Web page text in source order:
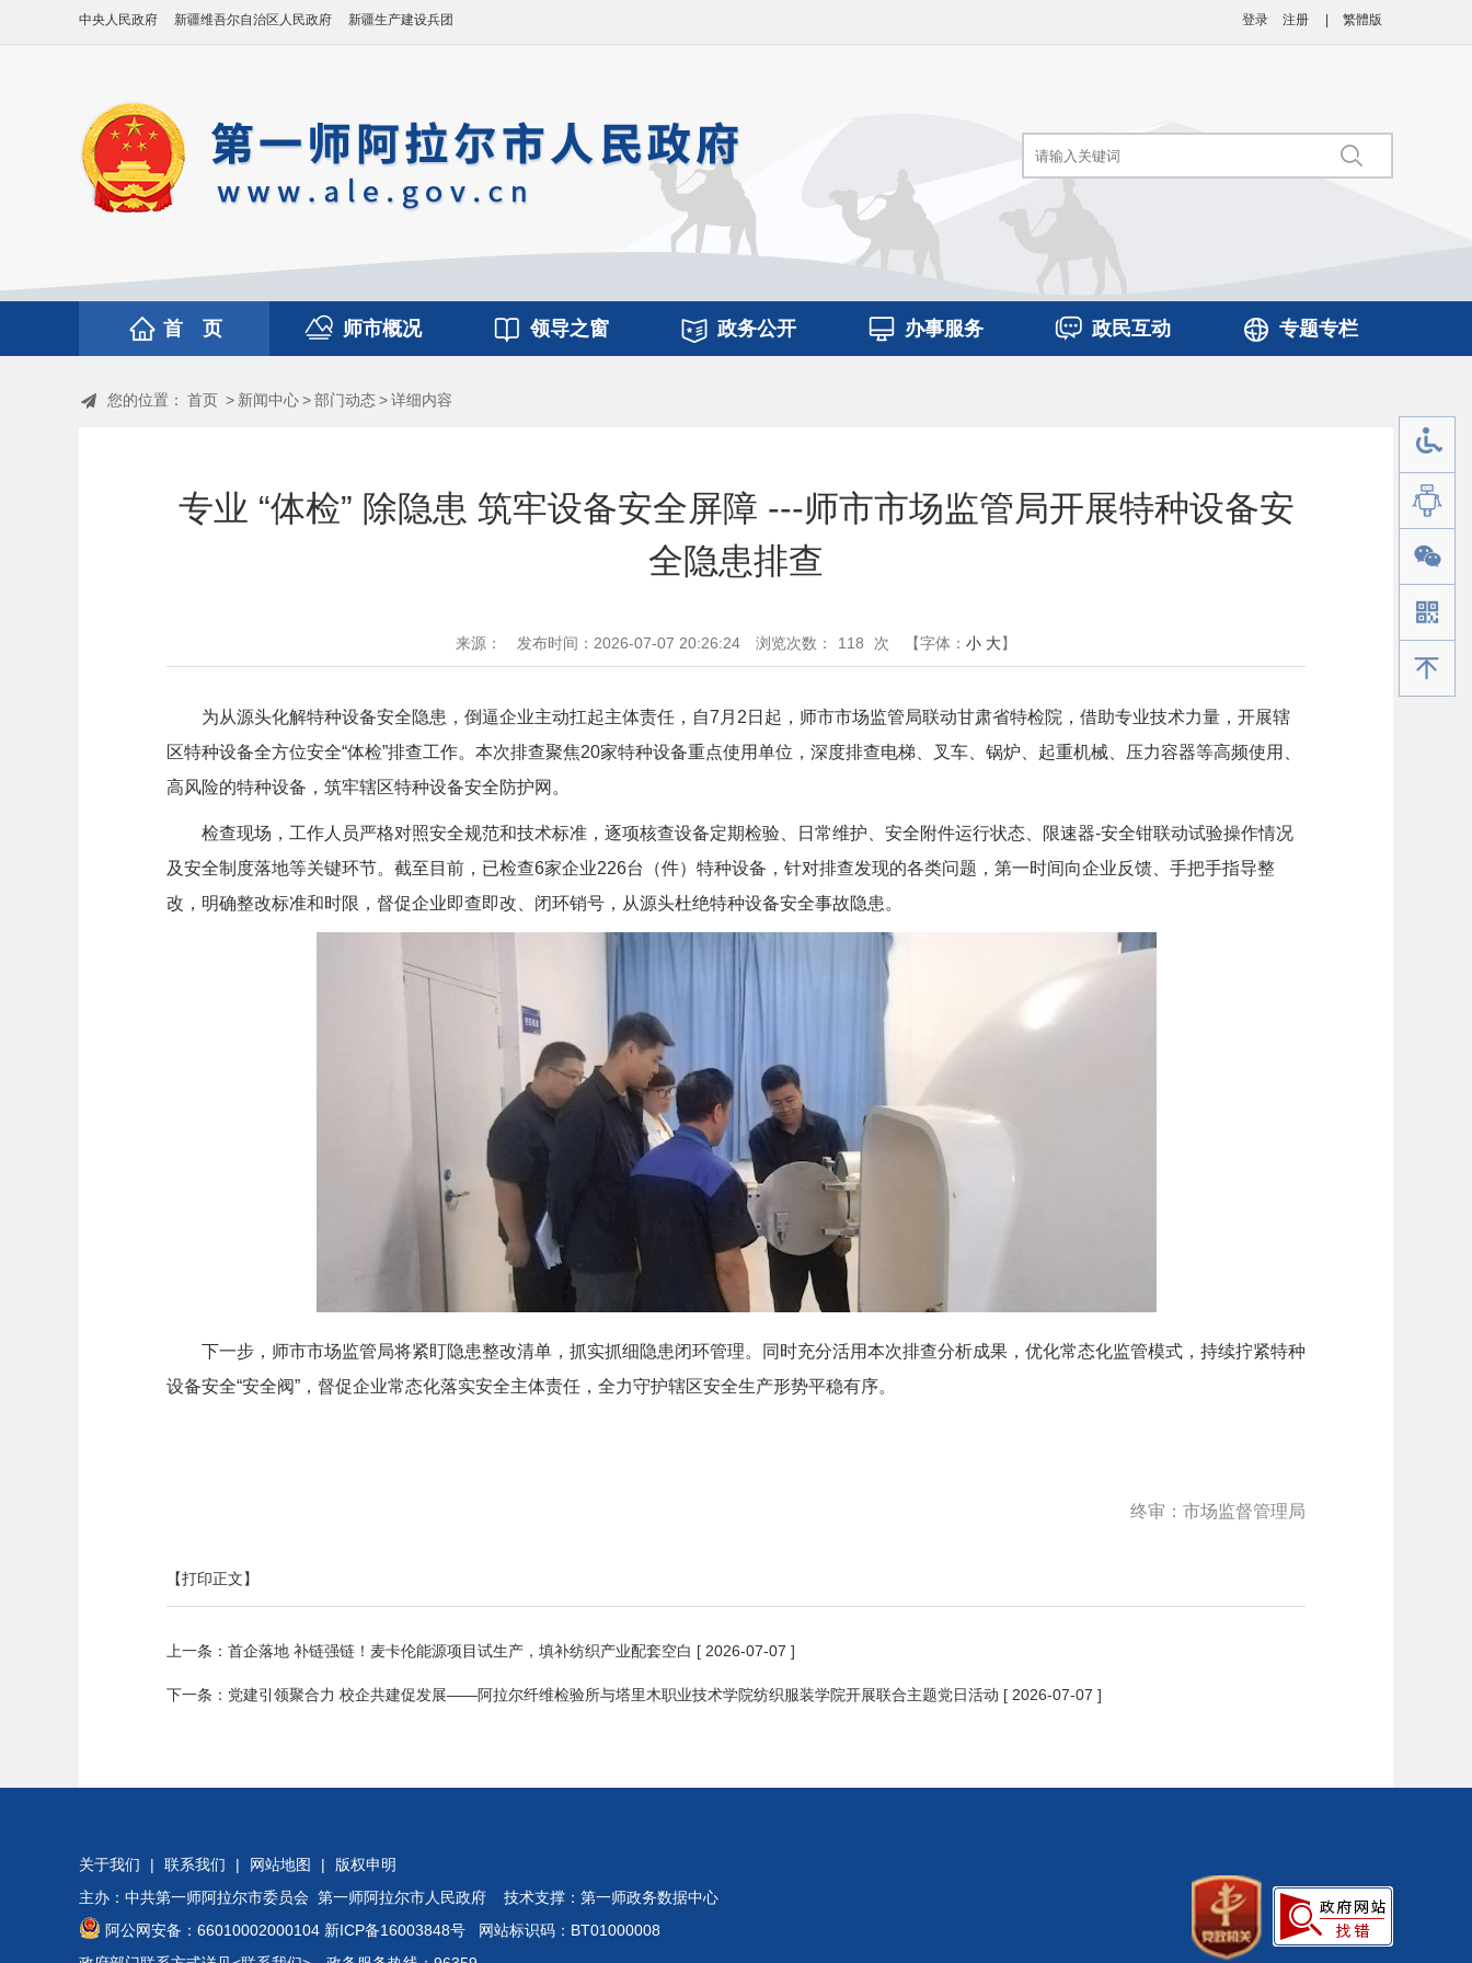
登录 注册 繁體版
中央人民政府 新疆维吾尔自治区人民政府 新疆生产建设兵团
首 页 师市概况 领导之窗 政务公开 办事服务 政民互动 专题专栏
您的位置： 首页 > 新闻中心>部门动态>详细内容
专业 “体检” 除隐患 筑牢设备安全屏障 ---师市市场监管局开展特种设备安
全隐患排查
来源： 发布时间：2026-07-07 20:26:24 浏览次数： 118 次 【字体： 小 大】
为从源头化解特种设备安全隐患，倒逼企业主动扛起主体责任，自7月2日起，师市市场监管局联动甘肃省特检院，借助专业技术力量，开展辖
区特种设备全方位安全“体检”排查工作。本次排查聚焦20家特种设备重点使用单位，深度排查电梯、叉车、锅炉、起重机械、压力容器等高频使用、
高风险的特种设备，筑牢辖区特种设备安全防护网。
检查现场，工作人员严格对照安全规范和技术标准，逐项核查设备定期检验、日常维护、安全附件运行状态、限速器-安全钳联动试验操作情况
及安全制度落地等关键环节。截至目前，已检查6家企业226台（件）特种设备，针对排查发现的各类问题，第一时间向企业反馈、手把手指导整
改，明确整改标准和时限，督促企业即查即改、闭环销号，从源头杜绝特种设备安全事故隐患。
下一步，师市市场监管局将紧盯隐患整改清单，抓实抓细隐患闭环管理。同时充分活用本次排查分析成果，优化常态化监管模式，持续拧紧特种
设备安全“安全阀”，督促企业常态化落实安全主体责任，全力守护辖区安全生产形势平稳有序。
终审：市场监督管理局
【打印正文】
上一条： 首企落地 补链强链！麦卡伦能源项目试生产，填补纺织产业配套空白 [ 2026-07-07 ]
下一条： 党建引领聚合力 校企共建促发展——阿拉尔纤维检验所与塔里木职业技术学院纺织服装学院开展联合主题党日活动 [ 2026-07-07 ]
关于我们 | 联系我们 | 网站地图 |
版权申明
主办：中共第一师阿拉尔市委员会 第一师阿拉尔市人民政府 技术支撑：第一师政务数据中心
阿公网安备：66010002000104 新ICP备16003848号 网站标识码：BT01000008
手机版